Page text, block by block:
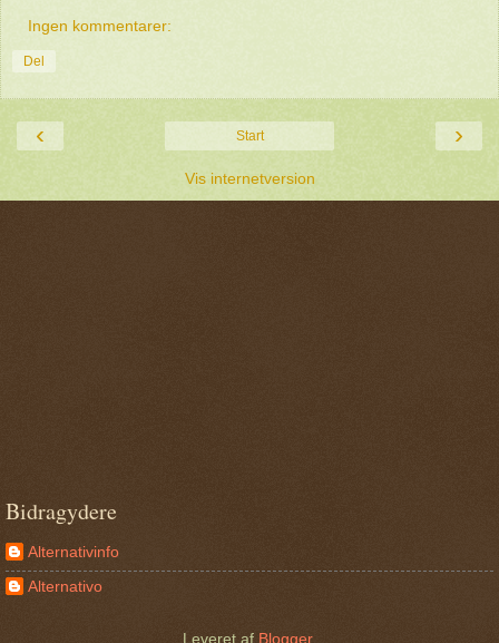
Ingen kommentarer:
Del
‹ ›
Start
Vis internetversion
Bidragydere
Alternativinfo
Alternativo
Leveret af Blogger.